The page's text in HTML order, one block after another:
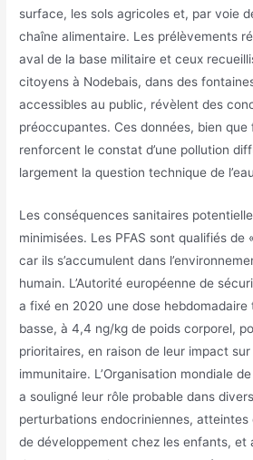
surface, les sols agricoles et, par voie
chaîne alimentaire. Les prélèvements
aval de la base militaire et ceux
citoyens à Nodebais, dans des
accessibles au public, révèlent des
préoccupantes. Ces données, bien que
renforcent le constat d’une pollution
largement la question technique de
Les conséquences sanitaires
minimisées. Les PFAS sont qualifiés de
car ils s’accumulent dans
humain. L’Autorité européenne de
a fixé en 2020 une dose
basse, à 4,4 ng/kg de poids corporel,
prioritaires, en raison de leur impact
immunitaire. L’Organisation mondiale
a souligné leur rôle probable dans
perturbations endocriniennes,
de développement chez les enfants, et